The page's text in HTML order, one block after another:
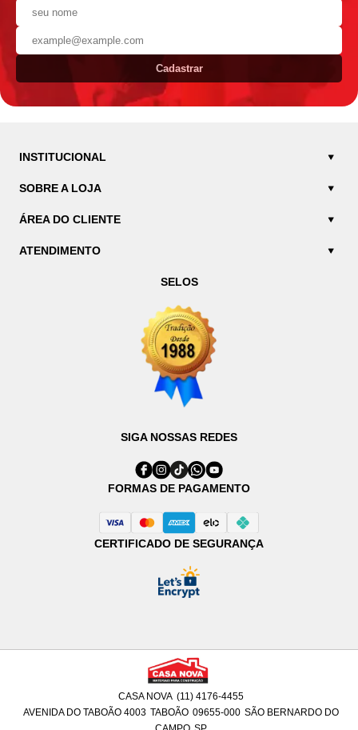
Cadastrar
INSTITUCIONAL
SOBRE A LOJA
ÁREA DO CLIENTE
ATENDIMENTO
SELOS
SIGA NOSSAS REDES
FORMAS DE PAGAMENTO
CERTIFICADO DE SEGURANÇA
CASA NOVA (11) 4176-4455
AVENIDA DO TABOÃO 4003 TABOÃO 09655-000 SÃO BERNARDO DO